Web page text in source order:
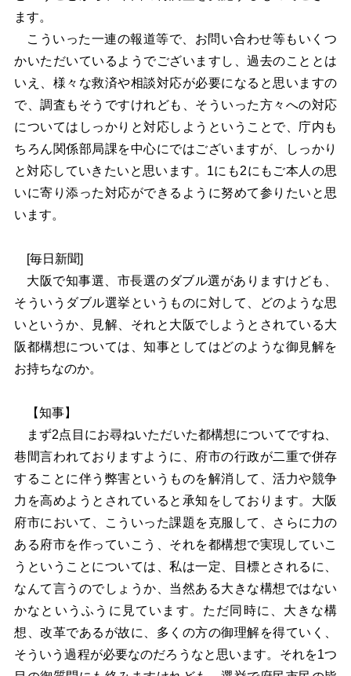
ます。
こういった一連の報道等で、お問い合わせ等もいくつ
かいただいているようでございますし、過去のこととは
いえ、様々な救済や相談対応が必要になると思いますの
で、調査もそうですけれども、そういった方々への対応
についてはしっかりと対応しようということで、庁内も
ちろん関係部局課を中心にではございますが、しっかり
と対応していきたいと思います。1にも2にもご本人の思
いに寄り添った対応ができるように努めて参りたいと思
います。
[毎日新聞]
大阪で知事選、市長選のダブル選がありますけども、
そういうダブル選挙というものに対して、どのような思
いというか、見解、それと大阪でしようとされている大
阪都構想については、知事としてはどのような御見解を
お持ちなのか。
【知事】
まず2点目にお尋ねいただいた都構想についてですね、
巷間言われておりますように、府市の行政が二重で併存
することに伴う弊害というものを解消して、活力や競争
力を高めようとされていると承知をしております。大阪
府市において、こういった課題を克服して、さらに力の
ある府市を作っていこう、それを都構想で実現していこ
うということについては、私は一定、目標とされるに、
なんて言うのでしょうか、当然ある大きな構想ではない
かなというふうに見ています。ただ同時に、大きな構
想、改革であるが故に、多くの方の御理解を得ていく、
そういう過程が必要なのだろうなと思います。それを1つ